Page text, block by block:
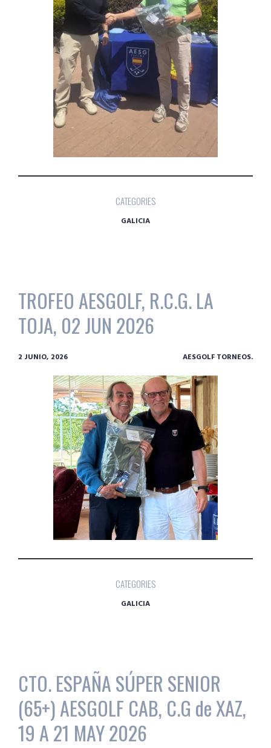
CATEGORIES
GALICIA
TROFEO AESGOLF, R.C.G. LA
TOJA, 02 JUN 2026
2 JUNIO, 2026 AESGOLF TORNEOS.
CATEGORIES
GALICIA
CTO. ESPAÑA SÚPER SENIOR
(65+) AESGOLF CAB, C.G de XAZ,
19 A 21 MAY 2026